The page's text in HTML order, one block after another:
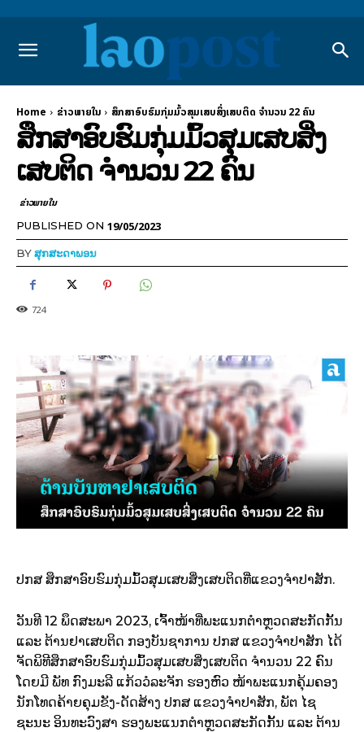
Home ຂ່າວພາຍ​ໃນ ສຶກສາອົບຮົມກຸ່ມມົ້ວສຸມເສບສິ່ງເສບຕິດ ຈຳນວນ 22 ຄົນ
ສຶກສາອົບຮົມກຸ່ມມົ້ວສຸມເສບສິ່ງ
ເສບຕິດ ຈຳນວນ 22 ຄົນ
ຂ່າວພາຍ​ໃນ
PUBLISHED ON 19/05/2023
BYສຸກສະດາພອນ
724
ປກສ ສຶກສາອົບຮົມກຸ່ມມົ້ວສຸມເສບສິ່ງເສບຕິດທີ່ແຂວງຈຳປາສັກ.
ວັນທີ 12 ພຶດສະພາ 2023, ເຈົ້າໜ້າທີ່ພະແນກຕຳຫຼວດສະກັດກັ້ນ
ແລະ ຕ້ານຢາເສບຕິດ ກອງບັນຊາການ ປກສ ແຂວງຈໍາປາສັກ ໄດ້
ຈັດພິທີສຶກສາອົບຮົມກຸ່ມມົ້ວສຸມເສບສິ່ງເສບຕິດ ຈຳນວນ 22 ຄົນ
ໂດຍມີ ພັທ ກົງມະລີ ແກ້ວວໍລະຈັກ ຮອງຫົວ ໜ້າພະແນກຄຸ້ມຄອງ
ນັກໂທດຄ້າຍຄຸມຂັງ-ດັດສ້າງ ປກສ ແຂວງຈຳປາສັກ, ພັຕ ໄຊ
ຊະນະ ອິນທະວົງສາ ຮອງພະແນກຕຳຫຼວດສະກັດກັ້ນ ແລະ ຕ້ານ